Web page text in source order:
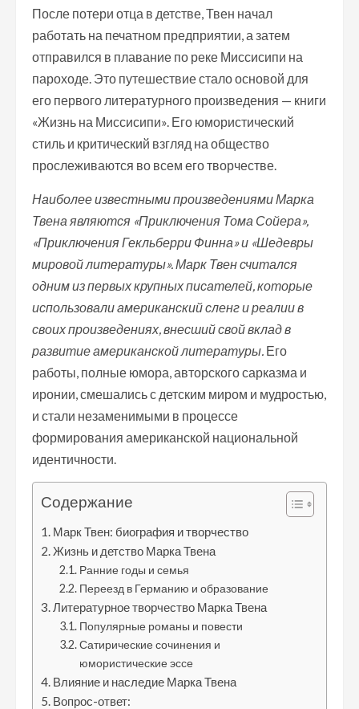
После потери отца в детстве, Твен начал
работать на печатном предприятии, а затем
отправился в плавание по реке Миссисипи на
пароходе. Это путешествие стало основой для
его первого литературного произведения — книги
«Жизнь на Миссисипи». Его юмористический
стиль и критический взгляд на общество
прослеживаются во всем его творчестве.
Наиболее известными произведениями Марка
Твена являются «Приключения Тома Сойера»,
«Приключения Гекльберри Финна» и «Шедевры
мировой литературы». Марк Твен считался
одним из первых крупных писателей, которые
использовали американский сленг и реалии в
своих произведениях, внесший свой вклад в
развитие американской литературы. Его
работы, полные юмора, авторского сарказма и
иронии, смешались с детским миром и мудростью,
и стали незаменимыми в процессе
формирования американской национальной
идентичности.
Содержание
Марк Твен: биография и творчество
Жизнь и детство Марка Твена
Ранние годы и семья
Переезд в Германию и образование
Литературное творчество Марка Твена
Популярные романы и повести
Сатирические сочинения и
юмористические эссе
Влияние и наследие Марка Твена
Вопрос-ответ: